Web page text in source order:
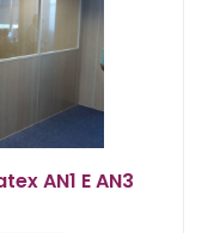
AN1 E AN3